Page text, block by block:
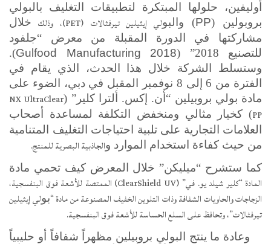
أوليفين، حلولها المبتكرة لتطبيقات التغليف بالبولي
بروبولين (PP) والبولي إيثيلين تيرفثالات (PET)، وذلك خلال
مشاركتها في الدورة المقبلة من معرض “جلفود
للتصنيع 2018” (
Gulfood Manufacturing 2018
).
وستسلط الشركة خلال هذا الحدث، الذي يقام في
الفترة من 6 إلى 8 نوفمبر المقبل في دبي، الضوء على
مادة بولي بروبيلين “أن. إكس. ألترا كلير” (NX UltraClear
PP) كخيار مثالي ومنخفض التكلفة لمساعدة أصحاب
العلامات التجارية على تلبية احتياجات التغليف المتنامية
من حيث كفاءة استخدام الموارد والجاذبية البصرية للمنتج.
كما ستشرح “ميليكن” خلال المعرض كيف تحمي مادة
المادة “كلير شيلد يو. في” (ClearShield UV) الممتصة للأشعة فوق البنفسجية،
الزجاجات والحاويات الشفافة وذات التلوين الخفيف المصنوعة من مادة “بولي إيثيلين
تيرفثالات”، وتحافظ على السلع الحساسة للأشعة فوق البنفسجية.
وعادة ما ينتج البولي بروبيلين مظهراً شفافاً أو حليبياً